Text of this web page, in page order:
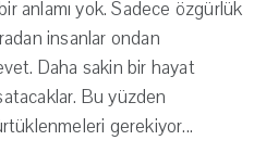
anlamı yok. Sadece özgürlük
insanlar ondan
Daha sakin bir hayat
Bu yüzden
gerekiyor...